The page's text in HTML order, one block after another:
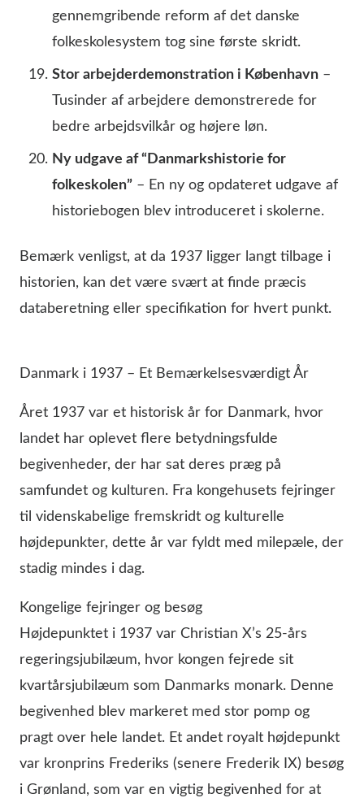
gennemgribende reform af det danske
folkeskolesystem tog sine første skridt.
Stor arbejderdemonstration i København –
Tusinder af arbejdere demonstrerede for
bedre arbejdsvilkår og højere løn.
Ny udgave af “Danmarkshistorie for
folkeskolen” – En ny og opdateret udgave af
historiebogen blev introduceret i skolerne.
Bemærk venligst, at da 1937 ligger langt tilbage i
historien, kan det være svært at finde præcis
databeretning eller specifikation for hvert punkt.
Danmark i 1937 – Et Bemærkelsesværdigt År
Året 1937 var et historisk år for Danmark, hvor
landet har oplevet flere betydningsfulde
begivenheder, der har sat deres præg på
samfundet og kulturen. Fra kongehusets fejringer
til videnskabelige fremskridt og kulturelle
højdepunkter, dette år var fyldt med milepæle, der
stadig mindes i dag.
Kongelige fejringer og besøg
Højdepunktet i 1937 var Christian X’s 25-års
regeringsjubilæum, hvor kongen fejrede sit
kvartårsjubilæum som Danmarks monark. Denne
begivenhed blev markeret med stor pomp og
pragt over hele landet. Et andet royalt højdepunkt
var kronprins Frederiks (senere Frederik IX) besøg
i Grønland, som var en vigtig begivenhed for at